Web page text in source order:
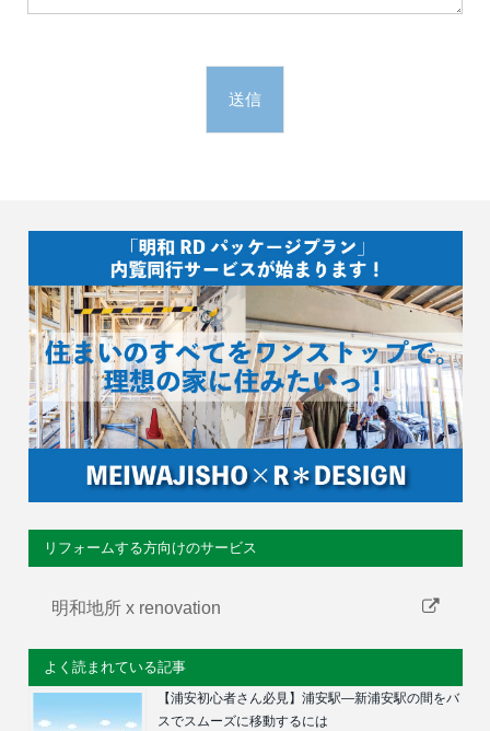
リフォームする方向けのサービス
明和地所 x renovation
よく読まれている記事
【浦安初心者さん必見】浦安駅―新浦安駅の間をバ
スでスムーズに移動するには